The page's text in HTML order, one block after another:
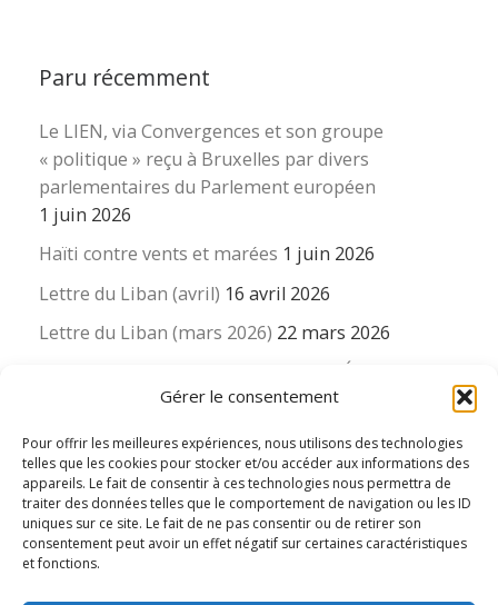
Gérer le consentement
Pour offrir les meilleures expériences, nous utilisons des technologies
telles que les cookies pour stocker et/ou accéder aux informations des
appareils. Le fait de consentir à ces technologies nous permettra de
traiter des données telles que le comportement de navigation ou les ID
uniques sur ce site. Le fait de ne pas consentir ou de retirer son
consentement peut avoir un effet négatif sur certaines caractéristiques
et fonctions.
Paru récemment
Le LIEN, via Convergences et son groupe
« politique » reçu à Bruxelles par divers
parlementaires du Parlement européen
1 juin 2026
Haïti contre vents et marées 1 juin 2026
Lettre du Liban (avril) 16 avril 2026
Lettre du Liban (mars 2026) 22 mars 2026
La revue « Educateur » décapitée ? L’Éducation
nouvelle et ses liens avec la revue du Syndicat
16 mars 2026